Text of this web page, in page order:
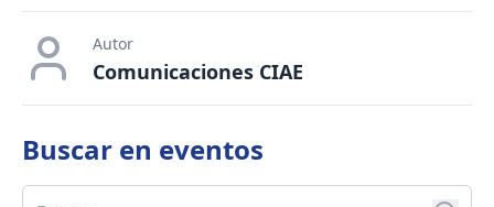
Autor
Comunicaciones CIAE
Buscar en eventos